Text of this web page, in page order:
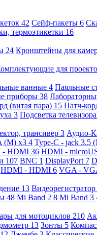
42 Сейф-пакеты 6
термоэтикетки 16
24 Кронштейны для
для
ванные 4 Паяльные
приборы 38
(витая пара) 15 Патч-
3 Подсветка телевизора
трансивер 3 Аудио-
(M) x3 4 Type-C - jack 3.5
- HDMI 36 HDMI -
107 BNC 1 DisplayPort 7
HDMI - HDMI 6 VGA -
13 Видеорегистратор
48 Mi Band 2 8 Mi Band 3
для мотоциклов 210
13 Зонты 5